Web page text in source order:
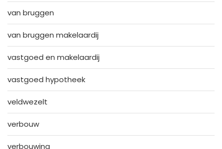
van bruggen
van bruggen makelaardij
vastgoed en makelaardij
vastgoed hypotheek
veldwezelt
verbouw
verbouwing